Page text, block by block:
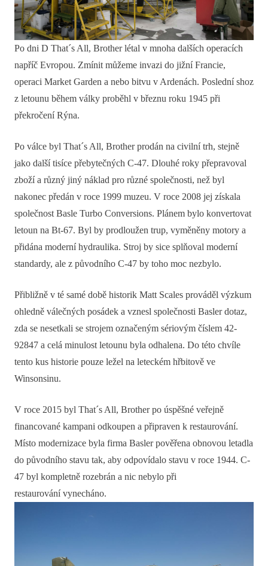
Po dni D That´s All, Brother létal v mnoha dalších operacích
napříč Evropou. Zmínit můžeme invazi do jižní Francie,
operaci Market Garden a nebo bitvu v Ardenách. Poslední shoz
z letounu během války proběhl v březnu roku 1945 při
překročení Rýna.
Po válce byl That´s All, Brother prodán na civilní trh, stejně
jako další tisíce přebytečných C-47. Dlouhé roky přepravoval
zboží a různý jiný náklad pro různé společnosti, než byl
nakonec předán v roce 1999 muzeu. V roce 2008 jej získala
společnost Basle Turbo Conversions. Plánem bylo konvertovat
letoun na Bt-67. Byl by prodloužen trup, vyměněny motory a
přidána moderní hydraulika. Stroj by sice splňoval moderní
standardy, ale z původního C-47 by toho moc nezbylo.
Přibližně v té samé době historik Matt Scales prováděl výzkum
ohledně válečných posádek a vznesl společnosti Basler dotaz,
zda se nesetkali se strojem označeným sériovým číslem 42-
92847 a celá minulost letounu byla odhalena. Do této chvíle
tento kus historie pouze ležel na leteckém hřbitově ve
Winsonsinu.
V roce 2015 byl That´s All, Brother po úspěšné veřejně
financované kampani odkoupen a připraven k restaurování.
Místo modernizace byla firma Basler pověřena obnovou letadla
do původního stavu tak, aby odpovídalo stavu v roce 1944. C-
47 byl kompletně rozebrán a nic nebylo při
restaurování vynecháno.